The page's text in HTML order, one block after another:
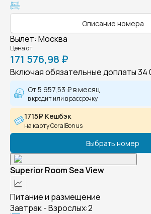
Описание номера
Вылет: Москва
Цена от
171 576,98 ₽
Включая обязательные доплаты34
От5 957,53 ₽в месяц
в кредит или в рассрочку
1715₽ Кешбэк
на карту CoralBonus
Выбрать номер
Superior Room Sea View
Питание и размещение
Завтрак - Взрослых:2